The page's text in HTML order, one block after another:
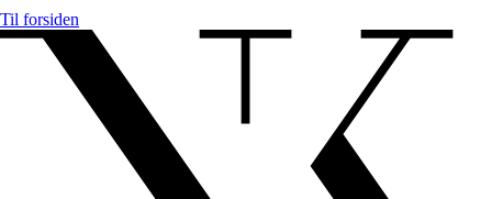
Til forsiden